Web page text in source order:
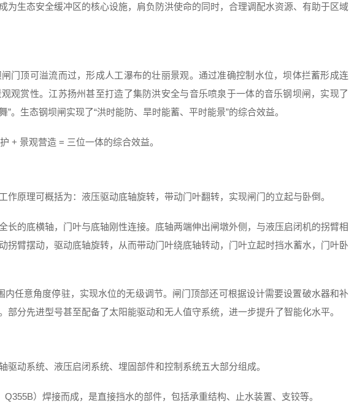
为生态安全缓冲区的核心设施，肩负防洪使命的同时，合理调配水资源、有助于区域
门顶可溢流而过，形成人工瀑布的壮丽景观。通过准确控制水位，坝体拦蓄形成连
观赏性。江苏扬州甚至打造了集防洪安全与音乐喷泉于一体的音乐钢坝闸，实现了
”。生态钢坝闸实现了“洪时能防、旱时能蓄、平时能景”的综合效益。
+ 景观营造 = 三位一体的综合效益。
作原理可概括为：液压驱动底轴旋转，带动门叶翻转，实现闸门的立起与卧倒。
长的底横轴，门叶与底轴刚性连接。底轴两端伸出闸墩外侧，与液压启闭机的拐臂相
拐臂摆动，驱动底轴旋转，从而带动门叶绕底轴转动，门叶立起时挡水蓄水，门叶卧
任意角度停驻，实现水位的无级调节。闸门顶部还可根据设计需要设置破水器和补
分先进型号甚至配备了太阳能驱动和无人值守系统，进一步提升了智能化水平。
动系统、液压启闭系统、埋固部件和控制系统五大部分组成。
Q355B）焊接而成，是直接挡水的部件，包括承重结构、止水装置、支铰等。